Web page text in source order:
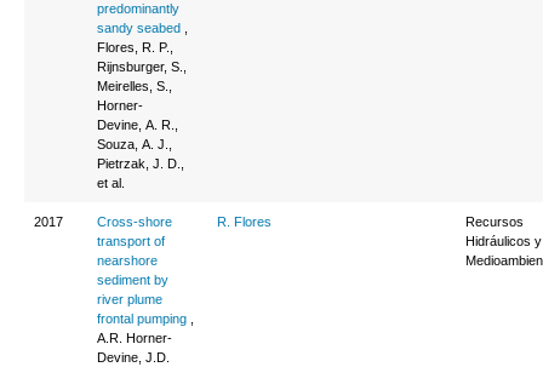
predominantly
sandy seabed
Flores, R. P.,
Rijnsburger, S.,
Meirelles, S.,
Horner‐
Devine, A. R.,
Souza, A. J.,
Pietrzak, J. D.,
et al.
2017
Cross-shore
transport of
nearshore
sediment by
river plume
frontal pumping
A.R. Horner-
Devine, J.D.
R. Flores
Recursos
Hidráulicos y